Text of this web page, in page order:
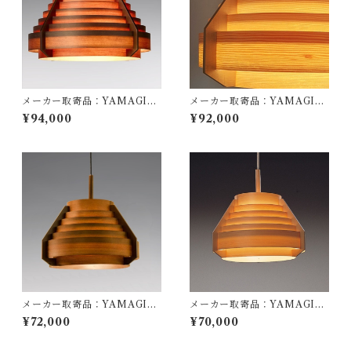
メーカー取寄品：YAMAGIW
A（ヤマギワ）/ 323F-217H /
Jakobsson Lamp（ヤコブソ
¥94,000
メーカー取寄品：YAMAGIW
A（ヤマギワ）/ 323F-217 / J
akobsson Lamp（ヤコブソン
¥92,000
メーカー取寄品：YAMAGIW
A（ヤマギワ）/ 323F-218H /
Jakobsson Lamp（ヤコブソ
¥72,000
メーカー取寄品：YAMAGIW
A（ヤマギワ）/ 323F-218 / J
akobsson Lamp（ヤコブソン
¥70,000